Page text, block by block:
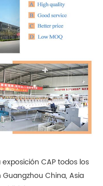
CAP todos los
China, Asia